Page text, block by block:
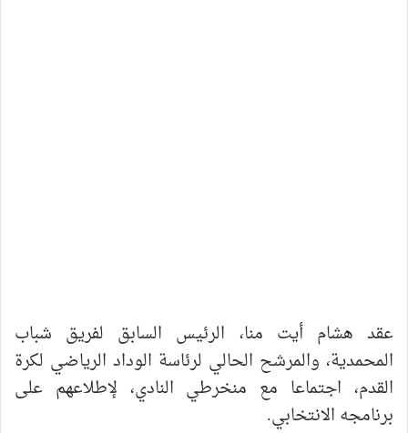
عقد هشام أيت منا، الرئيس السابق لفريق شباب
المحمدية، والمرشح الحالي لرئاسة الوداد الرياضي لكرة
القدم، اجتماعا مع منخرطي النادي، لإطلاعهم على
برنامجه الانتخابي.